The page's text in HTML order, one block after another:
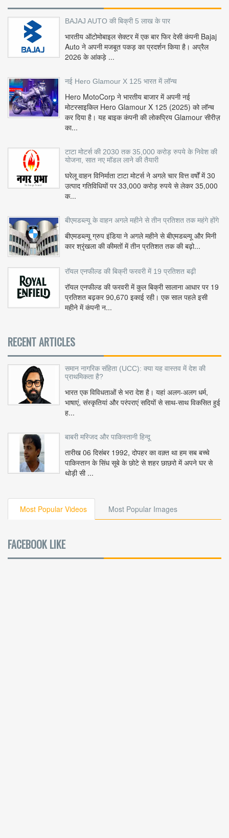
BAJAJ AUTO की बिक्री 5 लाख के पार
भारतीय ऑटोमोबाइल सेक्टर में एक बार फिर देसी कंपनी Bajaj
Auto ने अपनी मजबूत पकड़ का प्रदर्शन किया है। अप्रैल
2026 के आंकड़े ...
नई Hero Glamour X 125 भारत में लॉन्च
Hero MotoCorp ने भारतीय बाजार में अपनी नई
मोटरसाइकिल Hero Glamour X 125 (2025) को लॉन्च
कर दिया है। यह बाइक कंपनी की लोकप्रिय Glamour सीरीज़
का...
टाटा मोटर्स की 2030 तक 35,000 करोड़ रुपये के निवेश की
योजना, सात नए मॉडल लाने की तैयारी
घरेलू वाहन विनिर्माता टाटा मोटर्स ने अगले चार वित्त वर्षों में 30
उत्पाद गतिविधियों पर 33,000 करोड़ रुपये से लेकर 35,000
क...
बीएमडब्ल्यू के वाहन अगले महीने से तीन प्रतिशत तक महंगे होंगे
बीएमडब्ल्यू ग्रुप इंडिया ने अगले महीने से बीएमडब्ल्यू और मिनी
कार श्रृंखला की कीमतों में तीन प्रतिशत तक की बढ़ो...
रॉयल एनफील्ड की बिक्री फरवरी में 19 प्रतिशत बढ़ी
रॉयल एनफील्ड की फरवरी में कुल बिक्री सालाना आधार पर 19
प्रतिशत बढ़कर 90,670 इकाई रही। एक साल पहले इसी
महीने में कंपनी न...
RECENT ARTICLES
समान नागरिक संहिता (UCC): क्या यह वास्तव में देश की
प्राथमिकता है?
भारत एक विविधताओं से भरा देश है। यहां अलग-अलग धर्म,
भाषाएं, संस्कृतियां और परंपराएं सदियों से साथ-साथ विकसित हुई
ह...
बाबरी मस्जिद और पाकिस्तानी हिन्दू
तारीख 06 दिसंबर 1992, दोपहर का वक़्त था हम सब बच्चे
पाकिस्तान के सिंध सूबे के छोटे से शहर छाछरो में अपने घर से
थोड़ी सी ...
Most Popular Videos Most Popular Images
FACEBOOK LIKE